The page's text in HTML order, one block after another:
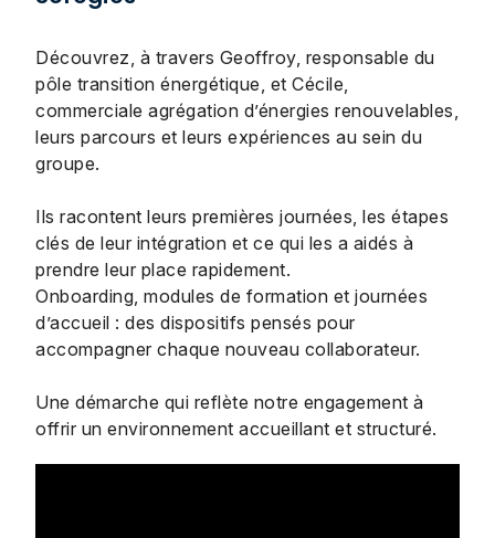
Découvrez, à travers Geoffroy, responsable du
pôle transition énergétique, et Cécile,
commerciale agrégation d’énergies renouvelables,
leurs parcours et leurs expériences au sein du
groupe.
Ils racontent leurs premières journées, les étapes
clés de leur intégration et ce qui les a aidés à
prendre leur place rapidement.
Onboarding, modules de formation et journées
d’accueil : des dispositifs pensés pour
accompagner chaque nouveau collaborateur.
Une démarche qui reflète notre engagement à
offrir un environnement accueillant et structuré.